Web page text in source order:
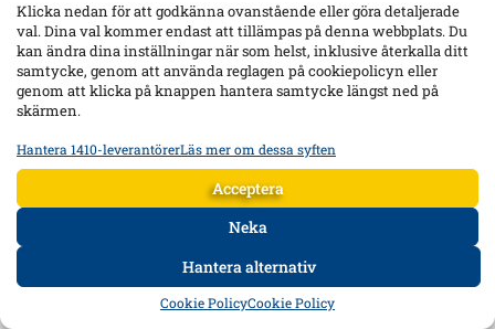
Klicka nedan för att godkänna ovanstående eller göra detaljerade
val. Dina val kommer endast att tillämpas på denna webbplats. Du
kan ändra dina inställningar när som helst, inklusive återkalla ditt
samtycke, genom att använda reglagen på cookiepolicyn eller
genom att klicka på knappen hantera samtycke längst ned på
skärmen.
Statistik
Lagra och/eller få åtkomst till information på en enhet, Mäta
reklamprestanda, Mäta innehållsprestanda, Förstå målgrupper
genom statistik eller kombinationer av data från olika källor.
Lagra och/eller få åtkomst till information på en enhet,
Hantera 1410-leverantörerLäs mer om dessa syften
Acceptera
Neka
Hantera alternativ
Cookie PolicyCookie Policy
DATA FORUM